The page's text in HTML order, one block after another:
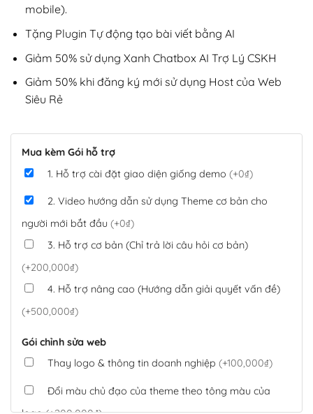
mobile).
Tặng Plugin Tự động tạo bài viết bằng AI
Giảm 50% sử dụng Xanh Chatbox AI Trợ Lý CSKH
Giảm 50% khi đăng ký mới sử dụng Host của Web
Siêu Rẻ
Mua kèm Gói hỗ trợ
1. Hỗ trợ cài đặt giao diện giống demo (+0₫)
2. Video hướng dẫn sử dụng Theme cơ bản cho
người mới bắt đầu (+0₫)
3. Hỗ trợ cơ bản (Chỉ trả lời câu hỏi cơ bản)
(+200,000₫)
4. Hỗ trợ nâng cao (Hướng dẫn giải quyết vấn đề)
(+500,000₫)
Gói chỉnh sửa web
Thay logo & thông tin doanh nghiệp (+100,000₫)
Đổi màu chủ đạo của theme theo tông màu của